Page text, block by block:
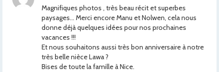
Magnifiques photos , très beau récit et superbes
paysages… Merci encore Manu et Nolwen, cela nous
donne déjà quelques idées pour nos prochaines
vacances !!!
Et nous souhaitons aussi très bon anniversaire à notre
très belle nièce Lawa ?
Bises de toute la famille à Nice.